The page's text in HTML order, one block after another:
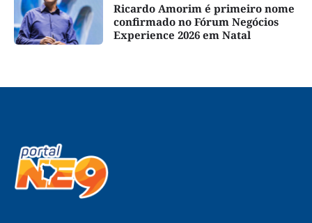
Ricardo Amorim é primeiro nome
confirmado no Fórum Negócios
Experience 2026 em Natal